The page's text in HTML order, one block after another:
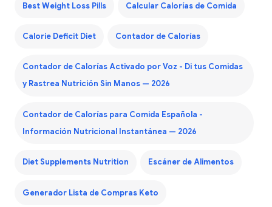
Best Weight Loss Pills Calcular Calorías de Comida
Calorie Deficit Diet Contador de Calorías
Contador de Calorías Activado por Voz - Di tus Comidas
y Rastrea Nutrición Sin Manos — 2026
Contador de Calorías para Comida Española -
Información Nutricional Instantánea — 2026
Diet Supplements Nutrition Escáner de Alimentos
Generador Lista de Compras Keto